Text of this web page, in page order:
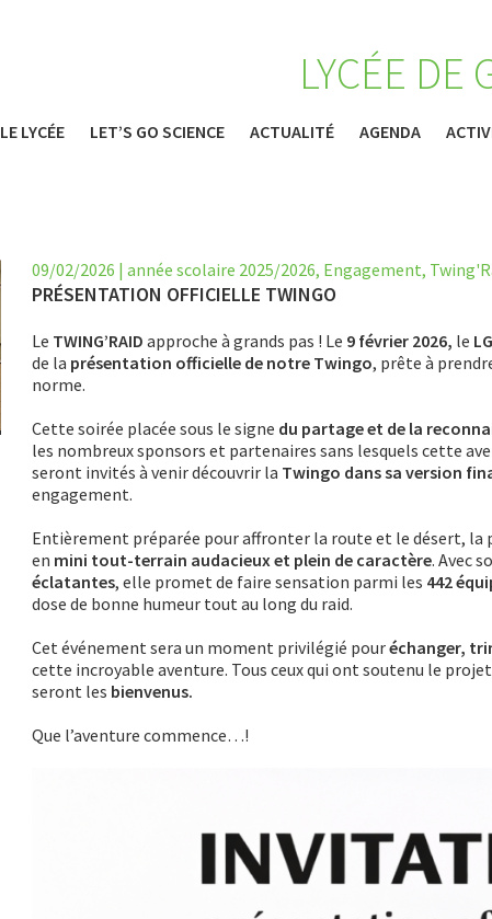
LYCÉE DE
LE LYCÉE LET’S GO SCIENCE ACTUALITÉ AGENDA
09/02/2026 |année scolaire 2025/2026, Engagement,
PRÉSENTATION OFFICIELLE TWINGO
Le TWING’RAID approche à grands pas ! Le 9 février 2026, le
de la présentation officielle de notre Twingo, prête à
norme.
Cette soirée placée sous le signe du partage et de la
les nombreux sponsors et partenaires sans lesquels cette
seront invités à venir découvrir la Twingo dans sa version
engagement.
Entièrement préparée pour affronter la route et le désert, la
en mini tout-terrain audacieux et plein de caractère. Avec
éclatantes, elle promet de faire sensation parmi les 442
dose de bonne humeur tout au long du raid.
Cet événement sera un moment privilégié pouréchanger,
cette incroyable aventure. Tous ceux qui ont soutenu le
seront les bienvenus.
Que l’aventure commence…!